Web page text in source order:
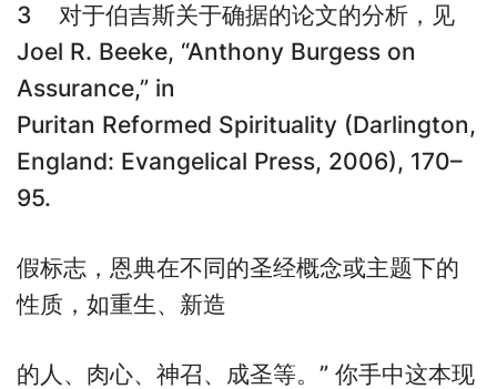
3 对于伯吉斯关于确据的论文的分析，见
Joel R. Beeke, “Anthony Burgess on
Assurance,” in
Puritan Reformed Spirituality (Darlington,
England: Evangelical Press, 2006), 170–
95.
假标志，恩典在不同的圣经概念或主题下的
性质，如重生、新造
的人、肉心、神召、成圣等。” 你手中这本现